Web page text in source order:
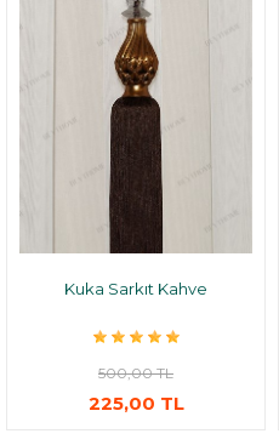
Kuka Sarkıt Kahve
500,00 TL
225,00 TL